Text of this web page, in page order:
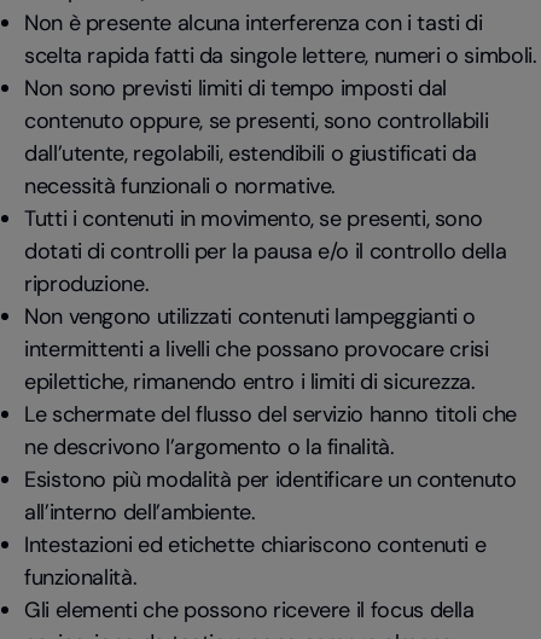
Non è presente alcuna interferenza con i tasti di
scelta rapida fatti da singole lettere, numeri o simboli.
Non sono previsti limiti di tempo imposti dal
contenuto oppure, se presenti, sono controllabili
dall’utente, regolabili, estendibili o giustificati da
necessità funzionali o normative.
Tutti i contenuti in movimento, se presenti, sono
dotati di controlli per la pausa e/o il controllo della
riproduzione.
Non vengono utilizzati contenuti lampeggianti o
intermittenti a livelli che possano provocare crisi
epilettiche, rimanendo entro i limiti di sicurezza.
Le schermate del flusso del servizio hanno titoli che
ne descrivono l’argomento o la finalità.
Esistono più modalità per identificare un contenuto
all’interno dell’ambiente.
Intestazioni ed etichette chiariscono contenuti e
funzionalità.
Gli elementi che possono ricevere il focus della